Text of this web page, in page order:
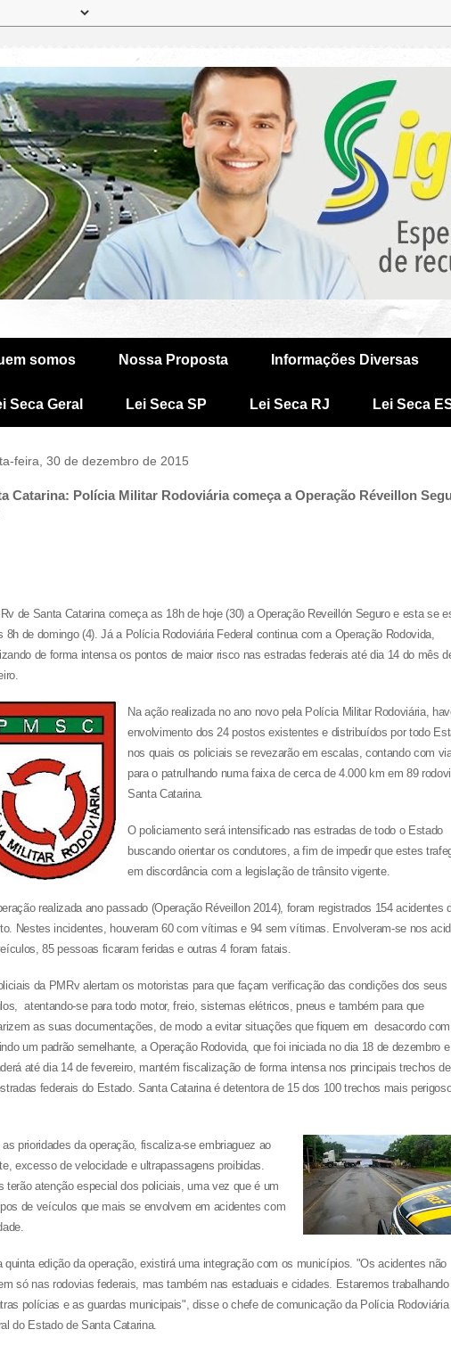
somos Nossa Proposta Informações Diversas
Seca Geral Lei Seca SP Lei Seca RJ Lei Seca
feira, 30 de dezembro de 2015
Catarina: Polícia Militar Rodoviária começa a Operação Réveillon
de Santa Catarina começa as 18h de hoje (30) a Operação Reveillón Seguro e esta se
8h de domingo (4). Já a Polícia Rodoviária Federal continua com a Operação Rodovida,
de forma intensa os pontos de maior risco nas estradas federais até dia 14 do mês
Na ação realizada no ano novo pela Polícia Militar Rodoviária,
envolvimento dos 24 postos existentes e distribuídos por todo
nos quais os policiais se revezarão em escalas, contando com
para o patrulhando numa faixa de cerca de 4.000 km em 89
Santa Catarina.
O policiamento será intensificado nas estradas de todo o Estado
buscando orientar os condutores, a fim de impedir que estes
em discordância com a legislação de trânsito vigente.
realizada ano passado (Operação Réveillon 2014), foram registrados 154 acidentes
Nestes incidentes, houveram 60 com vítimas e 94 sem vítimas. Envolveram-se nos
85 pessoas ficaram feridas e outras 4 foram fatais.
da PMRv alertam os motoristas para que façam verificação das condições dos seus
atentando-se para todo motor, freio, sistemas elétricos, pneus e também para que
as suas documentações, de modo a evitar situações que fiquem em desacordo
um padrão semelhante, a Operação Rodovida, que foi iniciada no dia 18 de dezembro
até dia 14 de fevereiro, mantém fiscalização de forma intensa nos principais trechos
federais do Estado. Santa Catarina é detentora de 15 dos 100 trechos mais
as prioridades da operação, fiscaliza-se embriaguez ao
excesso de velocidade e ultrapassagens proibidas.
terão atenção especial dos policiais, uma vez que é um
de veículos que mais se envolvem em acidentes com
quinta edição da operação, existirá uma integração com os municípios. "Os acidentes não
só nas rodovias federais, mas também nas estaduais e cidades. Estaremos
polícias e as guardas municipais", disse o chefe de comunicação da Polícia Rodoviária
do Estado de Santa Catarina.